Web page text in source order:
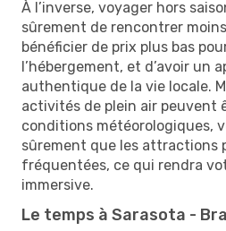
À l’inverse, voyager hors
sûrement de rencontrer
bénéficier de prix plus bas
l’hébergement, et d’avoir un
authentique de la vie locale.
activités de plein air peuvent
conditions météorologiques,
sûrement que les attractions
fréquentées, ce qui rendra
immersive.
Le temps à Sarasota -